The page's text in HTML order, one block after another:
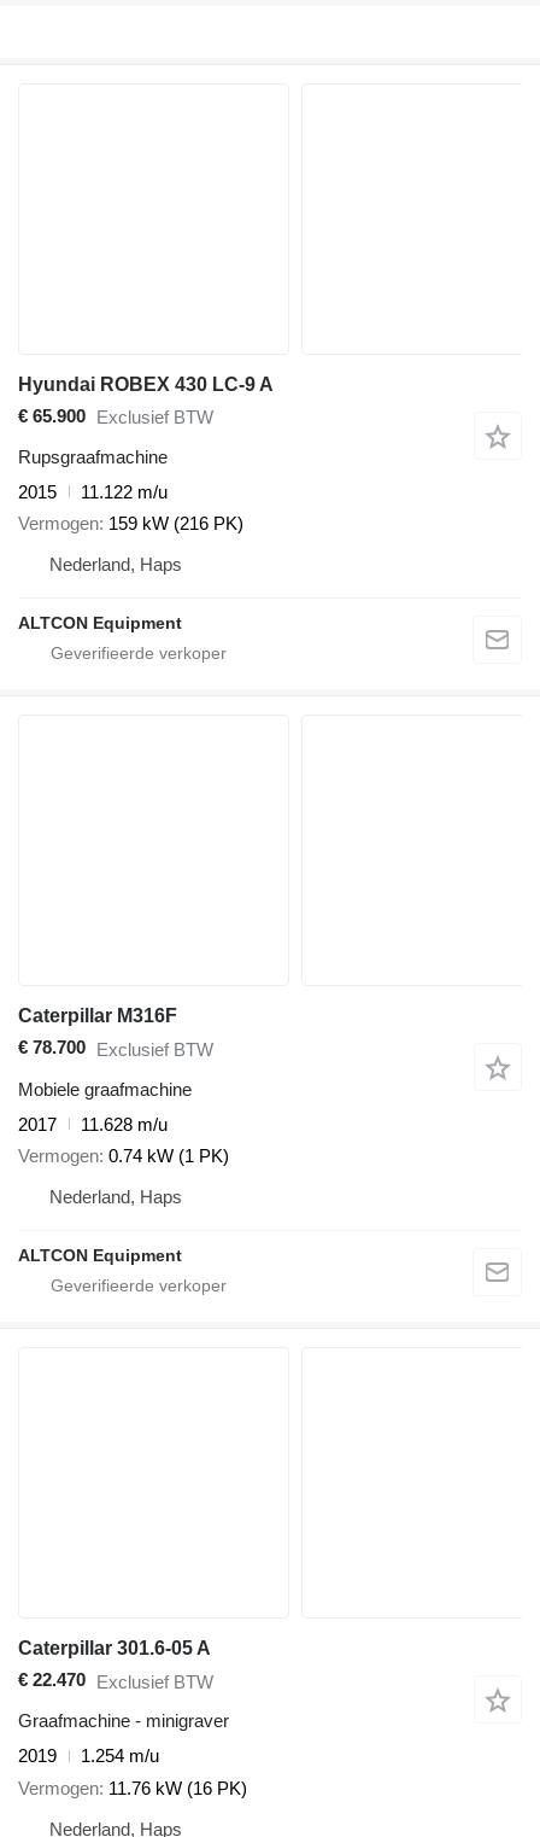
Hyundai ROBEX 430 LC-9 A
€ 65.900
Exclusief BTW
Rupsgraafmachine
2015
11.122 m/u
Vermogen 159 kW (216 PK)
Nederland, Haps
ALTCON Equipment
Caterpillar M316F
€ 78.700 Exclusief BTW
Mobiele graafmachine
2017
11.628 m/u
Vermogen 0.74 kW (1 PK)
Nederland, Haps
ALTCON Equipment
Caterpillar 301.6-05 A
€ 22.470 Exclusief BTW
Graafmachine - minigraver
2019
1.254 m/u
Vermogen 11.76 kW (16 PK)
Nederland, Haps